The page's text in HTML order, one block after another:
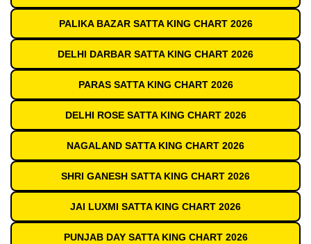
PALIKA BAZAR SATTA KING CHART 2026
DELHI DARBAR SATTA KING CHART 2026
PARAS SATTA KING CHART 2026
DELHI ROSE SATTA KING CHART 2026
NAGALAND SATTA KING CHART 2026
SHRI GANESH SATTA KING CHART 2026
JAI LUXMI SATTA KING CHART 2026
PUNJAB DAY SATTA KING CHART 2026